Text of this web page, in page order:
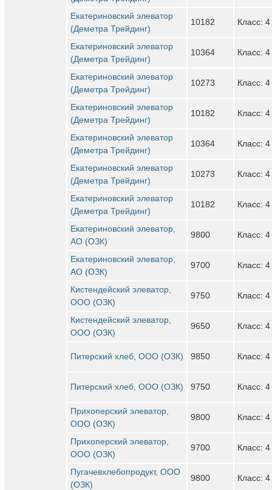
Екатериновский элеватор
(Деметра Трейдинг)
10182 Класс: 4
Екатериновский элеватор
(Деметра Трейдинг)
10364 Класс: 4
Екатериновский элеватор
(Деметра Трейдинг)
10273 Класс: 4
Екатериновский элеватор
(Деметра Трейдинг)
10182 Класс: 4
Екатериновский элеватор
(Деметра Трейдинг)
10364 Класс: 4
Екатериновский элеватор
(Деметра Трейдинг)
10273 Класс: 4
Екатериновский элеватор
(Деметра Трейдинг)
10182 Класс: 4
Екатериновский элеватор,
АО (ОЗК)
9800 Класс: 4
Екатериновский элеватор,
АО (ОЗК)
9700 Класс: 4
Кистендейский элеватор,
ООО (ОЗК)
9750 Класс: 4
Кистендейский элеватор,
ООО (ОЗК)
9650 Класс: 4
Питерский хлеб, ООО (ОЗК) 9850 Класс: 4
Питерский хлеб, ООО (ОЗК) 9750 Класс: 4
Прихоперский элеватор,
ООО (ОЗК)
9800 Класс: 4
Прихоперский элеватор,
ООО (ОЗК)
9700 Класс: 4
Пугачевхлебопродукт, ООО
(ОЗК)
9800 Класс: 4